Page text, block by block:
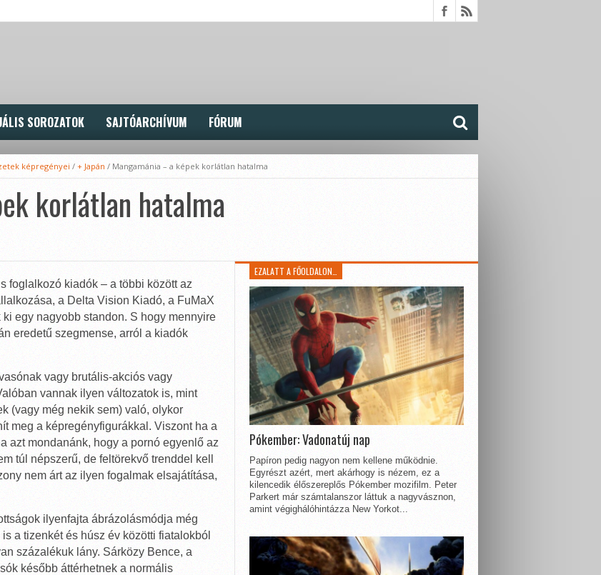
SOROZATOK SAJTÓARCHÍVUM FÓRUM
képregényei / + Japán / Mangamánia – a képek korlátlan hatalma
korlátlan hatalma
foglalkozó kiadók – a többi között az
a Delta Vision Kiadó, a FuMaX
egy nagyobb standon. S hogy mennyire
eredetű szegmense, arról a kiadók
vagy brutális-akciós vagy
vannak ilyen változatok is, mint
(vagy még nekik sem) való, olykor
meg a képregényfigurákkal. Viszont ha a
azt mondanánk, hogy a pornó egyenlő az
túl népszerű, de feltörekvő trenddel kell
nem árt az ilyen fogalmak elsajátítása,
ilyenfajta ábrázolásmódja még
a tizenkét és húsz év közötti fiatalokból
százalékuk lány. Sárközy Bence, a
később áttérhetnek a normális
EZALATT A FŐOLDALON…
Pókember: Vadonatúj nap
Papíron pedig nagyon nem kellene működnie.
Egyrészt azért, mert akárhogy is nézem, ez a
kilencedik élőszereplős Pókember mozifilm. Peter
Parkert már számtalanszor láttuk a nagyvásznon,
amint végighálóhintázza New Yorkot...